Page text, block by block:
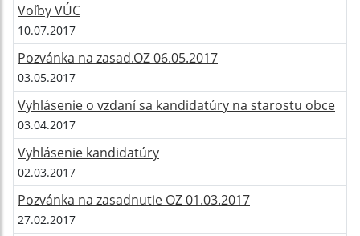
Voľby VÚC
10.07.2017
Pozvánka na zasad.OZ 06.05.2017
03.05.2017
Vyhlásenie o vzdaní sa kandidatúry na starostu obce
03.04.2017
Vyhlásenie kandidatúry
02.03.2017
Pozvánka na zasadnutie OZ 01.03.2017
27.02.2017